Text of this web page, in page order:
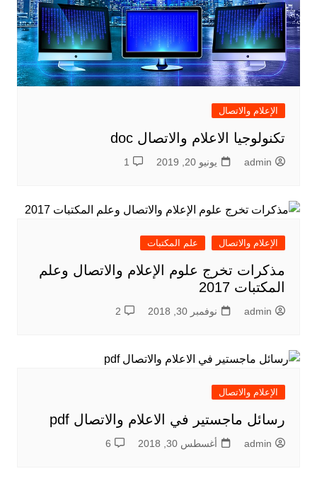
الإعلام والاتصال
تكنولوجيا الاعلام والاتصال doc
admin يونيو 20, 2019 1
الإعلام والاتصال علم المكتبات
مذكرات تخرج علوم الإعلام والاتصال وعلم
المكتبات 2017
admin نوفمبر 30, 2018 2
الإعلام والاتصال
رسائل ماجستير في الاعلام والاتصال pdf
admin أغسطس 30, 2018 6